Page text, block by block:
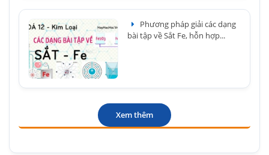
Phương pháp giải các dạng
bài tập về Sắt Fe, hỗn hợp...
Xem thêm